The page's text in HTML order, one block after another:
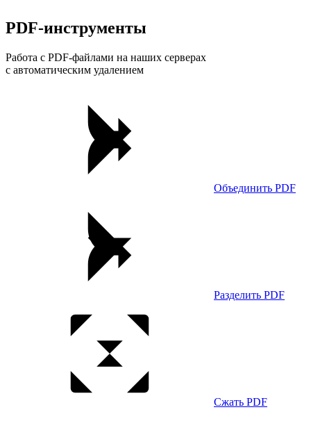
PDF-инструменты
Работа с PDF-файлами на наших серверах
с автоматическим удалением
Объединить PDF
Разделить PDF
Сжать PDF